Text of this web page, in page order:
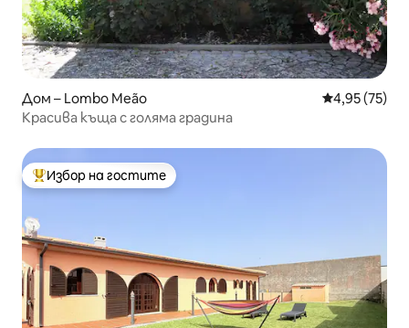
Дом – Lombo Meão Средна
4,95 (75)
Красива къща с голяма градина
Най-популярен избор на гостите
Избор на гостите